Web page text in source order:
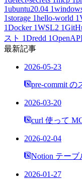
1ubuntu20.04 1
1storage 1hello-world 1
1Docker 1WSL2 1
スト 1Dredd 1
最新記事
2026-05-23
pre-commit
2026-03-20
curl 使って
2026-02-04
Notion テー
2026-01-27